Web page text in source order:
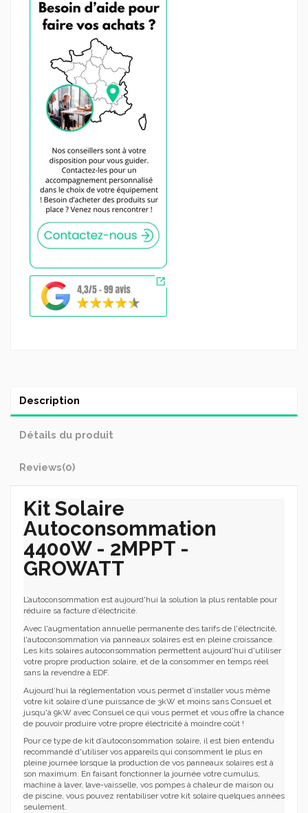
Description
Détails du produit
Reviews(0)
Kit Solaire
Autoconsommation
4400W - 2MPPT -
GROWATT
L’autoconsommation est aujourd'hui la solution la plus rentable pour
réduire sa facture d’électricité.
Avec l'augmentation annuelle permanente des tarifs de l'électricité,
l'autoconsommation via panneaux solaires est en pleine croissance.
Les kits solaires autoconsommation permettent aujourd'hui d'utiliser
votre propre production solaire, et de la consommer en temps réel
sans la revendre à EDF.
Aujourd’hui la réglementation vous permet d’installer vous même
votre kit solaire d’une puissance de 3kW et moins sans Consuel et
jusqu'à 9kW avec Consuel ce qui vous permet et vous offre la chance
de pouvoir produire votre propre électricité à moindre coût !
Pour ce type de kit d’autoconsommation solaire, il est bien entendu
recommandé d'utiliser vos appareils qui consomment le plus en
pleine journée lorsque la production de vos panneaux solaires est à
son maximum. En faisant fonctionner la journée votre cumulus,
machine à laver, lave-vaisselle, vos pompes à chaleur de maison ou
de piscine, vous pouvez rentabiliser votre kit solaire quelques années
seulement.